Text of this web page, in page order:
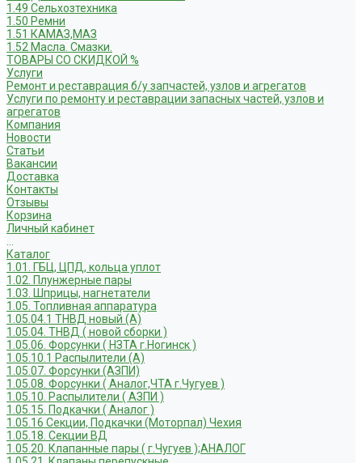
1.49 Сельхозтехника
1.50 Ремни
1.51 КАМАЗ,МАЗ
1.52 Масла. Смазки.
ТОВАРЫ СО СКИДКОЙ %
Услуги
Ремонт и реставрация б/у запчастей, узлов и агрегатов
Услуги по ремонту и реставрации запасных частей, узлов и
агрегатов
Компания
Новости
Статьи
Вакансии
Доставка
Контакты
Отзывы
Корзина
Личный кабинет
Каталог
1.01. ГБЦ, ЦПД, кольца уплот
1.02. Плунжерные пары
1.03. Шприцы, нагнетатели
1.05. Топливная аппаратура
1.05.04.1 ТНВД новый (А)
1.05.04. ТНВД ( новой сборки )
1.05.06. Форсунки ( НЗТА г.Ногинск )
1.05.10.1 Распылители (А)
1.05.07. Форсунки (АЗПИ)
1.05.08. Форсунки ( Аналог,ЧТА г.Чугуев )
1.05.10. Распылители ( АЗПИ )
1.05.15. Подкачки ( Аналог )
1.05.16 Секции, Подкачки (Моторпал) Чехия
1.05.18. Секции ВД
1.05.20. Клапанные пары ( г.Чугуев );АНАЛОГ